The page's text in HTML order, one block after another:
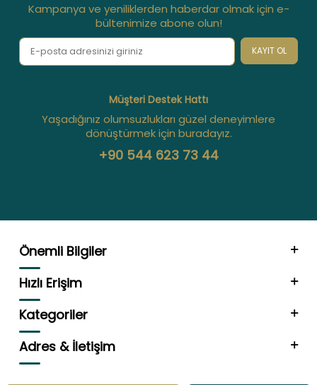
Kampanya ve yeniliklerden haberdar olmak için e-
bültenimize abone olun!
KAYIT OL
Müşteri Destek Hattı
Yaşadığınız olumsuzlukları güzel deneyimlere
dönüştürmek için buradayız.
+90 544 623 73 44
Önemli Bilgiler
Hızlı Erişim
Kategoriler
Adres & İletişim